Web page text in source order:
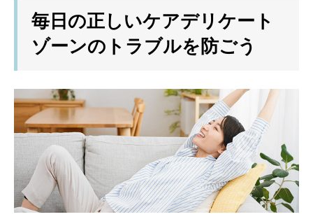
毎日の正しいケアデリケート
ゾーンのトラブルを防ごう